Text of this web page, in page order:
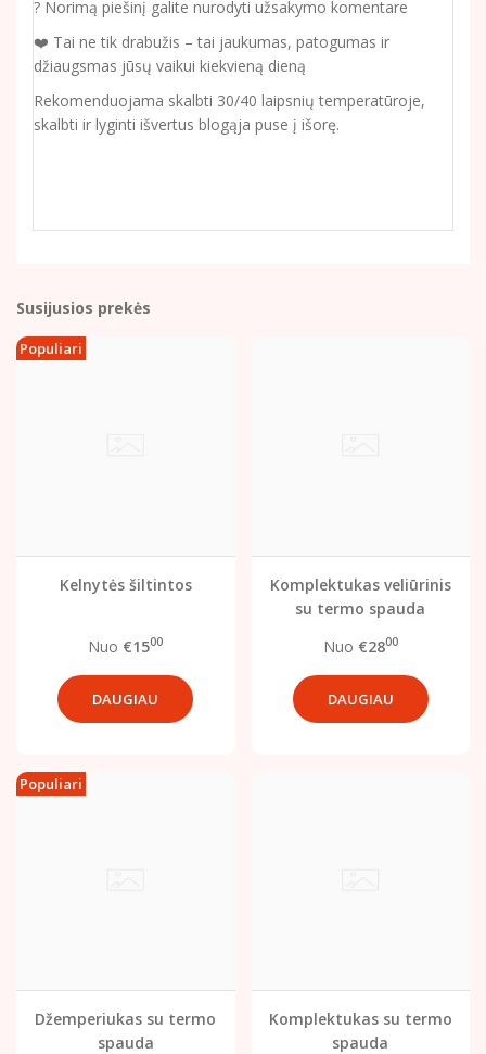
? Norimą piešinį galite nurodyti užsakymo komentare
❤️ Tai ne tik drabužis – tai jaukumas, patogumas ir
džiaugsmas jūsų vaikui kiekvieną dieną
Rekomenduojama skalbti 30/40 laipsnių temperatūroje,
skalbti ir lyginti išvertus blogąja puse į išorę.
Susijusios prekės
Populiari
Kelnytės šiltintos
Nuo €1500
DAUGIAU
Komplektukas veliūrinis
su termo spauda
Nuo €2800
DAUGIAU
Populiari
Džemperiukas su termo
spauda
Komplektukas su termo
spauda